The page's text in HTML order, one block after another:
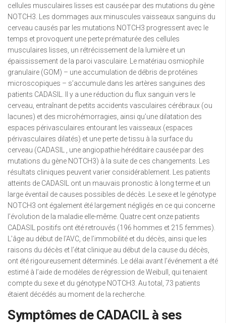
cellules musculaires lisses est causée par des mutations du gène
NOTCH3. Les dommages aux minuscules vaisseaux sanguins du
cerveau causés par les mutations NOTCH3 progressent avec le
temps et provoquent une perte prématurée des cellules
musculaires lisses, un rétrécissement de la lumière et un
épaississement de la paroi vasculaire. Le matériau osmiophile
granulaire (GOM) – une accumulation de débris de protéines
microscopiques – s’accumule dans les artères sanguines des
patients CADASIL. Il y a une réduction du flux sanguin vers le
cerveau, entraînant de petits accidents vasculaires cérébraux (ou
lacunes) et des microhémorragies, ainsi qu’une dilatation des
espaces périvasculaires entourant les vaisseaux (espaces
périvasculaires dilatés) et une perte de tissu à la surface du
cerveau (CADASIL , une angiopathie héréditaire causée par des
mutations du gène NOTCH3) à la suite de ces changements. Les
résultats cliniques peuvent varier considérablement. Les patients
atteints de CADASIL ont un mauvais pronostic à long terme et un
large éventail de causes possibles de décès. Le sexe et le génotype
NOTCH3 ont également été largement négligés en ce qui concerne
l’évolution de la maladie elle-même. Quatre cent onze patients
CADASIL positifs ont été retrouvés (196 hommes et 215 femmes).
L’âge au début de l’AVC, de l’immobilité et du décès, ainsi que les
raisons du décès et l’état clinique au début de la cause du décès,
ont été rigoureusement déterminés. Le délai avant l’événement a été
estimé à l’aide de modèles de régression de Weibull, qui tenaient
compte du sexe et du génotype NOTCH3. Au total, 73 patients
étaient décédés au moment de la recherche.
Symptômes de CADACIL à ses